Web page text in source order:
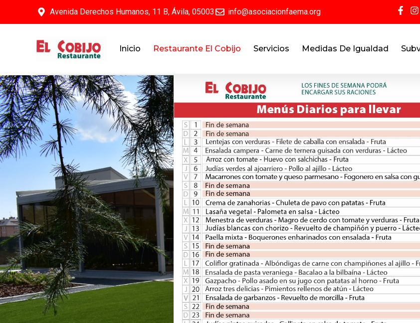
Avenida Derechos Humanos, 11 B, Ávila, 05003 info@asociacionfaema.org
Inicio Restaurante El Cobijo Servicios Medidas De Igualdad